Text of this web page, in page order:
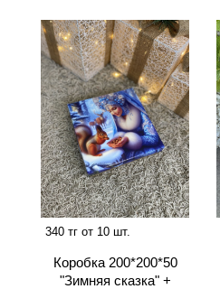
340 тг от 10 шт.
Коробка 200*200*50
"Зимняя сказка" +